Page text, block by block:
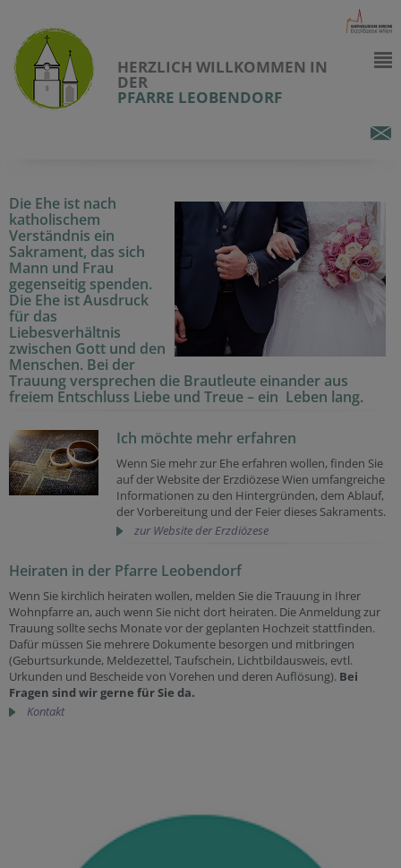
HERZLICH WILLKOMMEN IN
DER
PFARRE LEOBENDORF
Die Ehe ist nach
katholischem
Verständnis ein
Sakrament, das sich
Mann und Frau
gegenseitig spenden.
Die Ehe ist Ausdruck
für das
Liebesverhältnis
zwischen Gott und den
Menschen. Bei der
Trauung versprechen die Brautleute einander aus
freiem Entschluss Liebe und Treue – ein Leben lang.
Ich möchte mehr erfahren
Wenn Sie mehr zur Ehe erfahren wollen, finden Sie
auf der Website der Erzdiözese Wien umfangreiche
Informationen zu den Hintergründen, dem Ablauf,
der Vorbereitung und der Feier dieses Sakraments.
zur Website der Erzdiözese
Heiraten in der Pfarre Leobendorf
Wenn Sie kirchlich heiraten wollen, melden Sie die Trauung in Ihrer
Wohnpfarre an, auch wenn Sie nicht dort heiraten. Die Anmeldung zur
Trauung sollte sechs Monate vor der geplanten Hochzeit stattfinden.
Dafür müssen Sie mehrere Dokumente besorgen und mitbringen
(Geburtsurkunde, Meldezettel, Taufschein, Lichtbildausweis, evtl.
Urkunden und Bescheide von Vorehen und deren Auflösung). Bei
Fragen sind wir gerne für Sie da.
Kontakt